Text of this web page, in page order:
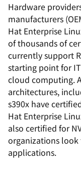
Hardware
manufacturers
Hat Enterprise
of thousands of
currently support
starting point for
cloud computing.
architectures,
s390x have
Hat Enterprise
also certified for
organizations
applications.